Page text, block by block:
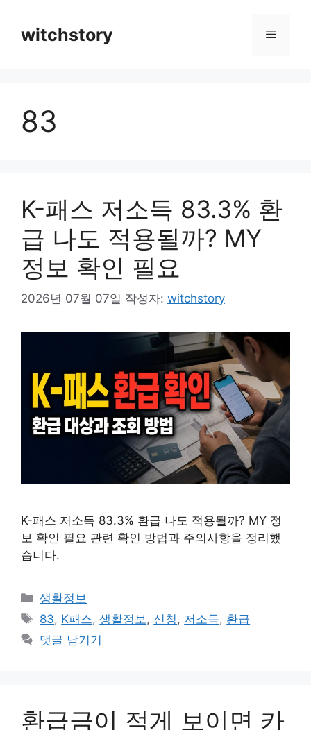
witchstory 메
83
K-패스 저소득 83.3% 환
급 나도 적용될까? MY
정보 확인 필요
2026년 07월 07일 작성자: witchstory
K-패스 저소득 83.3% 환급 나도 적용될까? MY 정
보 확인 필요 관련 확인 방법과 주의사항을 정리했
습니다.
카
테
리
생활정보
태
그
83, K패스,생활정보 , 신청 , 저소득, 환급
댓글 남기기
환급금이 적게 보이면 카